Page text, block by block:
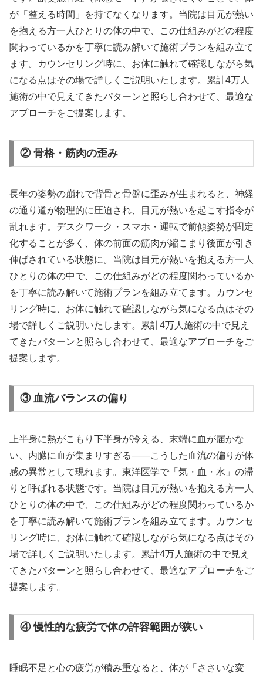
が「整える時間」を持てなくなります。当院は目元が熱い
を抱える方一人ひとりの体の中で、この仕組みがどの程度
関わっているかを丁寧に読み解いて施術プランを組み立て
ます。カウンセリング時に、お体に触れて確認しながら気
になる点はその場で詳しくご説明いたします。累計4万人
施術の中で見えてきたパターンと照らし合わせて、最適な
アプローチをご提案します。
② 骨格・筋肉の歪み
長年の姿勢の崩れで背骨と骨盤に歪みが生まれると、神経
の通り道が物理的に圧迫され、目元が熱いを起こす指令が
乱れます。デスクワーク・スマホ・運転で前傾姿勢が固定
化することが多く、体の前面の筋肉が縮こまり後面が引き
伸ばされている状態に。当院は目元が熱いを抱える方一人
ひとりの体の中で、この仕組みがどの程度関わっているか
を丁寧に読み解いて施術プランを組み立てます。カウンセ
リング時に、お体に触れて確認しながら気になる点はその
場で詳しくご説明いたします。累計4万人施術の中で見え
てきたパターンと照らし合わせて、最適なアプローチをご
提案します。
③ 血流バランスの偏り
上半身に熱がこもり下半身が冷える、末端に血が届かな
い、内臓に血が集まりすぎる——こうした血流の偏りが体
感の異常として現れます。東洋医学で「気・血・水」の滞
りと呼ばれる状態です。当院は目元が熱いを抱える方一人
ひとりの体の中で、この仕組みがどの程度関わっているか
を丁寧に読み解いて施術プランを組み立てます。カウンセ
リング時に、お体に触れて確認しながら気になる点はその
場で詳しくご説明いたします。累計4万人施術の中で見え
てきたパターンと照らし合わせて、最適なアプローチをご
提案します。
④ 慢性的な疲労で体の許容範囲が狭い
睡眠不足と心の疲労が積み重なると、体が「ささいな変